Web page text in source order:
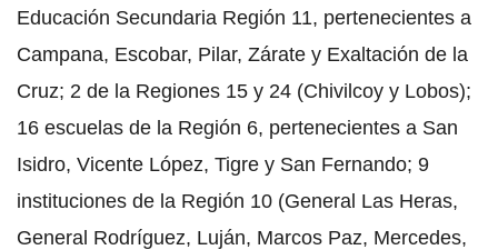
Educación Secundaria Región 11, pertenecientes a
Campana, Escobar, Pilar, Zárate y Exaltación de la
Cruz; 2 de la Regiones 15 y 24 (Chivilcoy y Lobos);
16 escuelas de la Región 6, pertenecientes a San
Isidro, Vicente López, Tigre y San Fernando; 9
instituciones de la Región 10 (General Las Heras,
General Rodríguez, Luján, Marcos Paz, Mercedes,